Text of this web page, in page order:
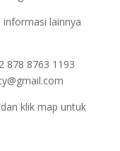
informasi lainnya
878 8763 1193
klik map untuk